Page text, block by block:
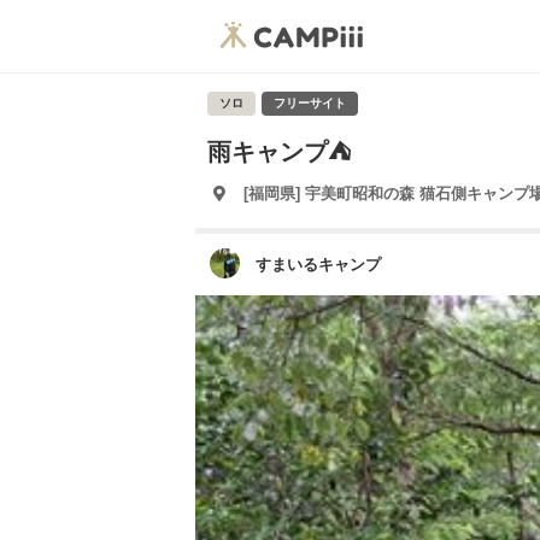
ソロ フリーサイト
雨キャンプ⛺
[福岡県] 宇美町昭和の森 猫石側キャンプ
すまいるキャンプ